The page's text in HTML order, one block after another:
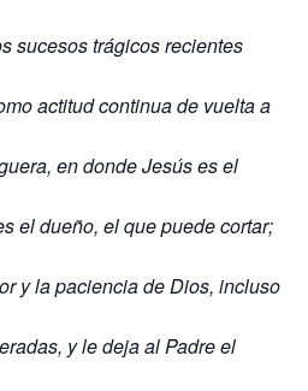
sucesos trágicos recientes
actitud continua de vuelta a
en donde Jesús es el
el dueño, el que puede cortar;
y la paciencia de Dios, incluso
y le deja al Padre el